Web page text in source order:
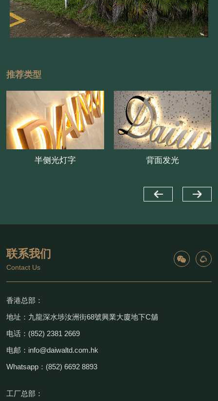
推荐类型
半侧光灯字 背面发光
联系我们
Contact Us
香港总部：
地址：九龍深水埗汝洲街68號興業大廈地下C舖
电话：(852) 2381 2669
电邮：info@daiwaltd.com.hk
Whatsapp：(852) 6692 8893
工厂总部：